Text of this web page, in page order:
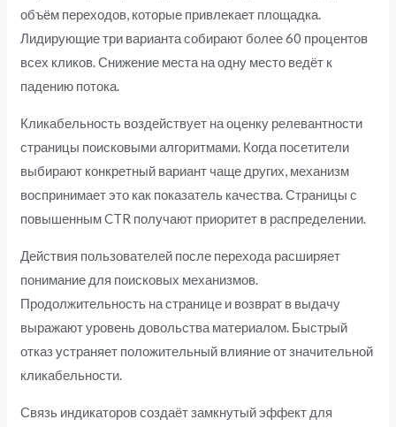
объём переходов, которые привлекает площадка.
Лидирующие три варианта собирают более 60 процентов
всех кликов. Снижение места на одну место ведёт к
падению потока.
Кликабельность воздействует на оценку релевантности
страницы поисковыми алгоритмами. Когда посетители
выбирают конкретный вариант чаще других, механизм
воспринимает это как показатель качества. Страницы с
повышенным CTR получают приоритет в распределении.
Действия пользователей после перехода расширяет
понимание для поисковых механизмов.
Продолжительность на странице и возврат в выдачу
выражают уровень довольства материалом. Быстрый
отказ устраняет положительный влияние от значительной
кликабельности.
Связь индикаторов создаёт замкнутый эффект для